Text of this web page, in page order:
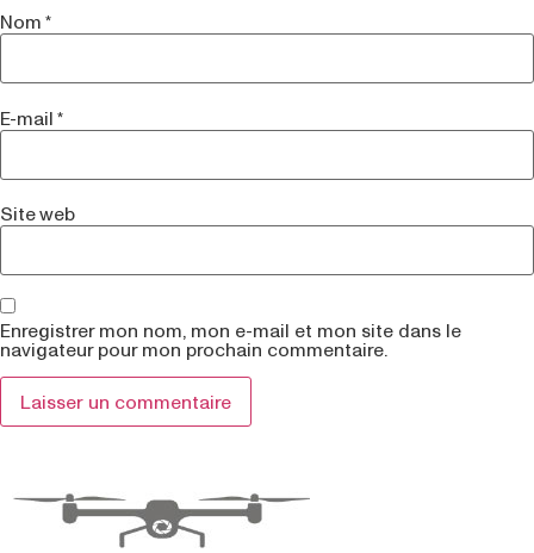
Nom *
E-mail *
Site web
Enregistrer mon nom, mon e-mail et mon site dans le
navigateur pour mon prochain commentaire.